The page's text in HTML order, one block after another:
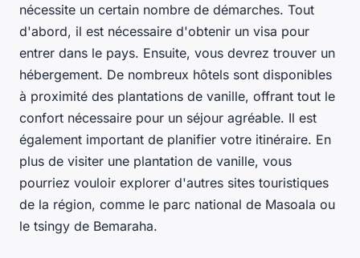
nécessite un certain nombre de démarches. Tout
d'abord, il est nécessaire d'obtenir un visa pour
entrer dans le pays. Ensuite, vous devrez trouver un
hébergement. De nombreux hôtels sont disponibles
à proximité des plantations de vanille, offrant tout le
confort nécessaire pour un séjour agréable. Il est
également important de planifier votre itinéraire. En
plus de visiter une plantation de vanille, vous
pourriez vouloir explorer d'autres sites touristiques
de la région, comme le parc national de Masoala ou
le tsingy de Bemaraha.